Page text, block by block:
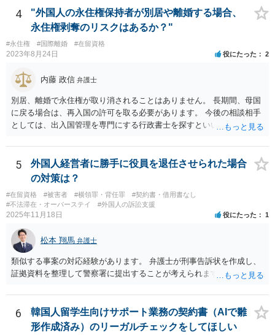
4
"外国人の永住権保持者が別居や離婚する場合、
永住権剥奪のリスクはあるか？"
#永住権 #国際離婚 #在留資格
2023年8月24日 役にたった 2
内藤 政信 弁護士
別居、離婚で永住権が取り消されることはありません。 長期間、母国
に戻る場合は、再入国の許可を取る必要があります。 今後の相談相手
としては、出入国管理を専門にする行政書士を探すといいでしょう。
5
外国人経営者に勝手に役員を退任させられた場合
の対策は？
#在留資格 #被害者 #横領罪・背任罪
#契約書・借用書なし
#不法滞在・オーバーステイ
#外国人の訴訟支援
2025年11月18日 役にたった 1
松本 翔馬 弁護士
類似する事案の対応経験があります。 弁護士が刑事告訴状を作成し、
証拠資料を整理して警察署に提出することが考えられます。
6
韓国人留学生向けサポート業務の契約書（AIで雛
形作成済み）のリーガルチェックをしてほしい